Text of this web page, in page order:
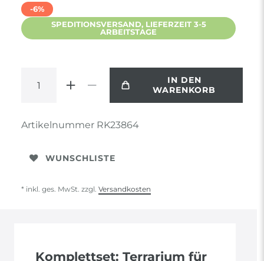
-6%
SPEDITIONSVERSAND, LIEFERZEIT 3-5
ARBEITSTAGE
IN DEN
WARENKORB
Artikelnummer RK23864
WUNSCHLISTE
* inkl. ges. MwSt. zzgl. Versandkosten
Komplettset: Terrarium für